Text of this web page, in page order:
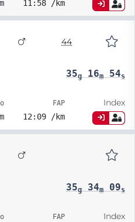
11:58 /km
44
35g16m54s
FAP
12:09 /km
Index
35g34m09s
FAP Index